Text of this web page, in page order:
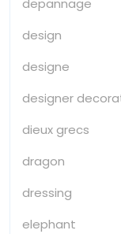
depannage
design
designe
designer
dieux grecs
dragon
dressing
elephant